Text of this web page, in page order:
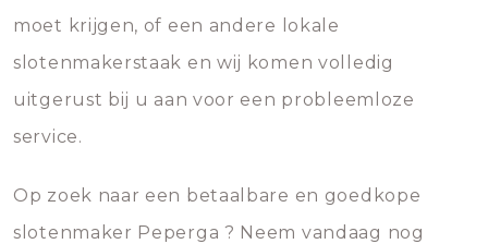
moet krijgen, of een andere lokale
slotenmakerstaak en wij komen volledig
uitgerust bij u aan voor een probleemloze
service.
Op zoek naar een betaalbare en goedkope
slotenmaker Peperga ? Neem vandaag nog